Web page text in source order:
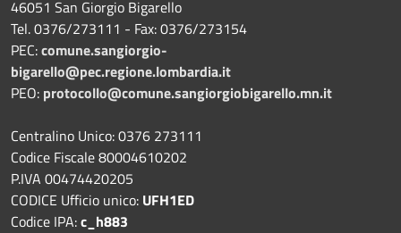
46051 San Giorgio Bigarello
Tel. 0376/273111 - Fax: 0376/273154
PEC:comune.sangiorgio-
bigarello@pec.regione.lombardia.it
PEO: protocollo@comune.sangiorgiobigarello.mn.it
Centralino Unico: 0376 273111
Codice Fiscale 80004610202
P.IVA 00474420205
CODICE Ufficio unico: UFH1ED
Codice IPA:c_h883